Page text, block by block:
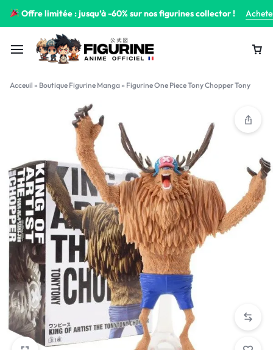
Offre limitée : jusqu’à -60% sur nos figurines collector !
Acceuil » Boutique Figurine Manga» Figurine One Piece Tony Chopper Tony